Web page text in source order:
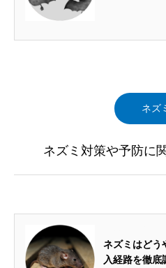
ネズ
ネズミ対策や予防に
ネズミはどう
入経路を徹底